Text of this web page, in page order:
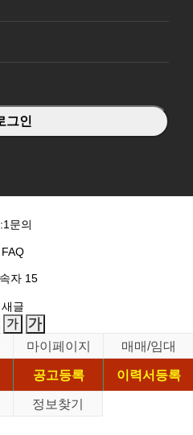
문의
FAQ
자 15
새글
마이페이지
매매/임대
공고등록
이력서등록
정보찾기